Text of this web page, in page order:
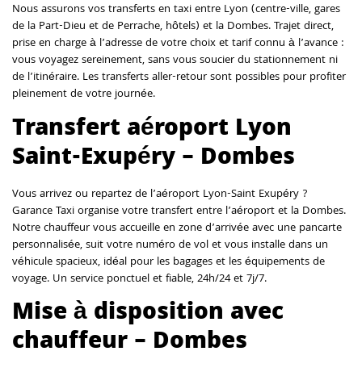
Nous assurons vos transferts en taxi entre Lyon (centre-ville, gares
de la Part-Dieu et de Perrache, hôtels) et la Dombes. Trajet direct,
prise en charge à l’adresse de votre choix et tarif connu à l’avance :
vous voyagez sereinement, sans vous soucier du stationnement ni
de l’itinéraire. Les transferts aller-retour sont possibles pour profiter
pleinement de votre journée.
Transfert aéroport Lyon
Saint-Exupéry – Dombes
Vous arrivez ou repartez de l’aéroport Lyon-Saint Exupéry ?
Garance Taxi organise votre transfert entre l’aéroport et la Dombes.
Notre chauffeur vous accueille en zone d’arrivée avec une pancarte
personnalisée, suit votre numéro de vol et vous installe dans un
véhicule spacieux, idéal pour les bagages et les équipements de
voyage. Un service ponctuel et fiable, 24h/24 et 7j/7.
Mise à disposition avec
chauffeur – Dombes